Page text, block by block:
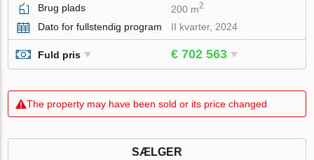
Brug plads
200 m2
Dato for fullstendig program II kvarter, 2024
Fuld pris € 702 563
The property may have been sold or its price changed
SÆLGER